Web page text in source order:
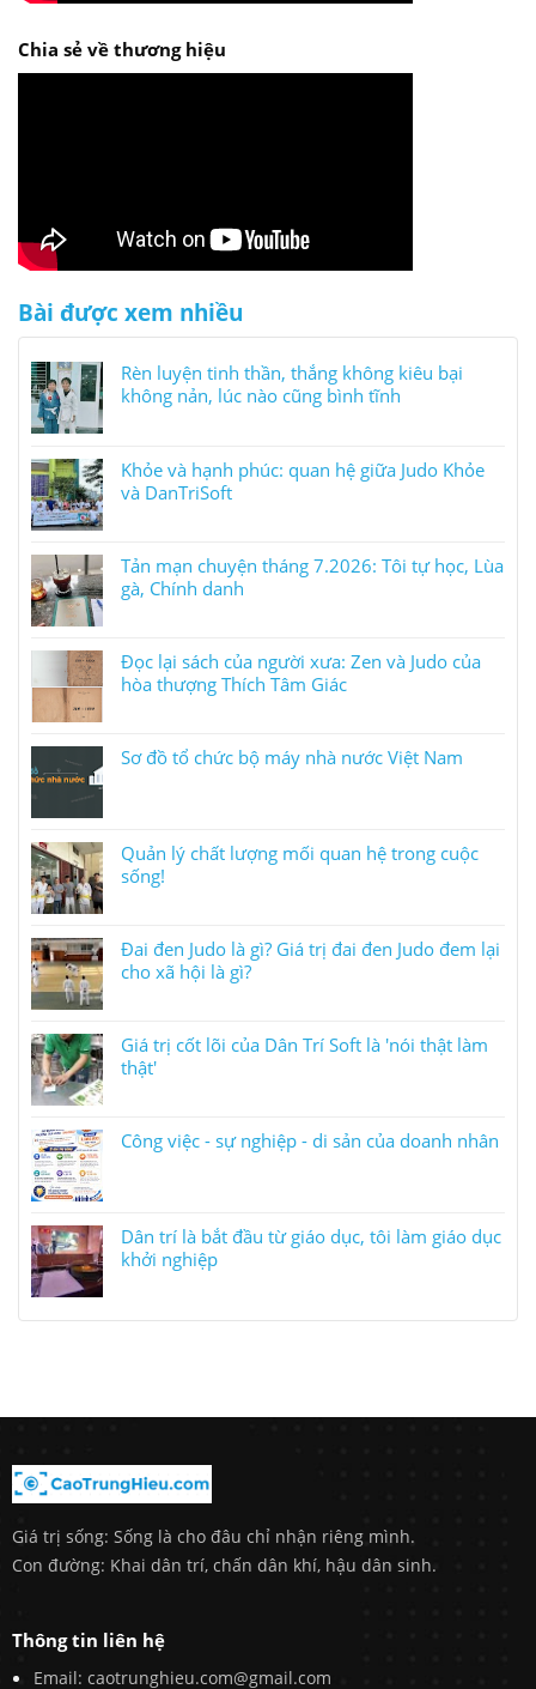
Chia sẻ về thương hiệu
Bài được xem nhiều
Rèn luyện tinh thần, thắng không kiêu bại
không nản, lúc nào cũng bình tĩnh
Khỏe và hạnh phúc: quan hệ giữa Judo Khỏe
và DanTriSoft
Tản mạn chuyện tháng 7.2026: Tôi tự học, Lùa
gà, Chính danh
Đọc lại sách của người xưa: Zen và Judo của
hòa thượng Thích Tâm Giác
Sơ đồ tổ chức bộ máy nhà nước Việt Nam
Quản lý chất lượng mối quan hệ trong cuộc
sống!
Đai đen Judo là gì? Giá trị đai đen Judo đem lại
cho xã hội là gì?
Giá trị cốt lõi của Dân Trí Soft là 'nói thật làm
thật'
Công việc - sự nghiệp - di sản của doanh nhân
Dân trí là bắt đầu từ giáo dục, tôi làm giáo dục
khởi nghiệp
Giá trị sống: Sống là cho đâu chỉ nhận riêng mình.
Con đường: Khai dân trí, chấn dân khí, hậu dân sinh.
Thông tin liên hệ
Email: caotrunghieu.com@gmail.com